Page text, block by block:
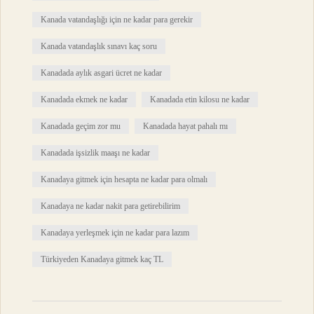
Kanada vatandaşlığı için ne kadar para gerekir
Kanada vatandaşlık sınavı kaç soru
Kanadada aylık asgari ücret ne kadar
Kanadada ekmek ne kadar Kanadada etin kilosu ne kadar
Kanadada geçim zor mu Kanadada hayat pahalı mı
Kanadada işsizlik maaşı ne kadar
Kanadaya gitmek için hesapta ne kadar para olmalı
Kanadaya ne kadar nakit para getirebilirim
Kanadaya yerleşmek için ne kadar para lazım
Türkiyeden Kanadaya gitmek kaç TL